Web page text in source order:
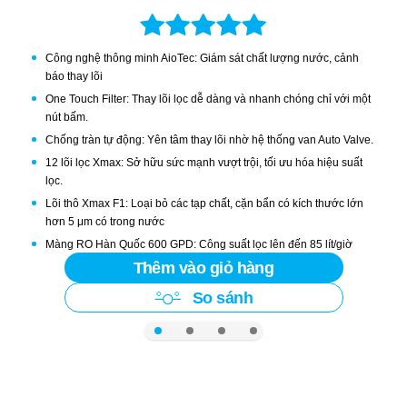
KAQ-U98 sở hữu 10 lõi lọc công nghệ Smax:
3 lõi lọc thô Smax Pro V công nghệ smart connect chống
hàng giả, hàng nhái, x3 diện tích tiếp xúc, hoạt động ổn
định gấp 2 và bảo vệ hiệu quả hệ thống lọc.
99,99% virus, vi khuẩn, ion kim loại nặng và chất độc hại,
tạo nguồn nước chuẩn tinh khiết.
Cụm lõi lọc chức năng HP 6.0 đúc nguyên khối, ngăn rò rỉ,
chống tái nhiễm khuẩn. Giúp nguồn nước sau lọc được
cân bằng pH, bổ sung khoáng chất cần thiết tốt cho sức
Công nghệ thông minh AioTec: Giám sát chất lượng nước, cảnh
báo thay lõi
One Touch Filter: Thay lõi lọc dễ dàng và nhanh chóng chỉ với một
nút bấm.
Chống tràn tự động: Yên tâm thay lõi nhờ hệ thống van Auto Valve.
12 lõi lọc Xmax: Sở hữu sức mạnh vượt trội, tối ưu hóa hiệu suất
lọc.
Lõi thô Xmax F1: Loại bỏ các tạp chất, cặn bẩn có kích thước lớn
hơn 5 μm có trong nước
Màng RO Hàn Quốc 600 GPD: Công suất lọc lên đến 85 lít/giờ
Hệ lõi Xmax HP 6.0 & 4 lõi chức năng Xmax Tourmaline, T33 Nano
Plus, Hydro-ion kiềm, Alkaline Plus
Thêm vào giỏ hàng
So sánh